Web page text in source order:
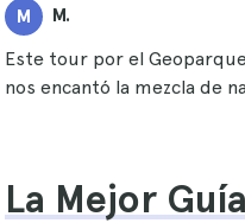
M M.
Este tour por el
nos encantó la mezcla de
La Mejor